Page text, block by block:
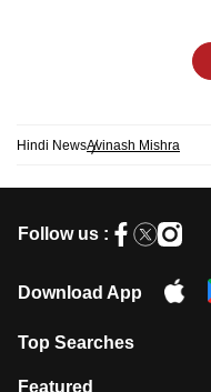
Hindi NewsAvinash Mishra
Follow us :
Download App
Top Searches
मुंबई में लगे 'जेन जी' के पोस्टर, लिखा- 'मैं
Featured